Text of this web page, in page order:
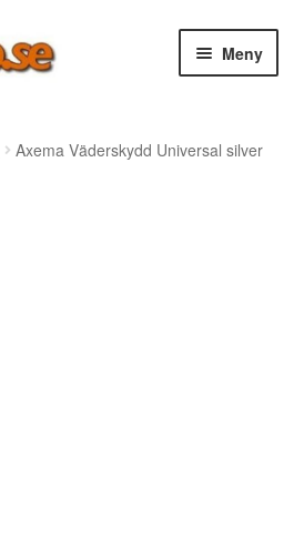
Meny
Axema Väderskydd Universal silver